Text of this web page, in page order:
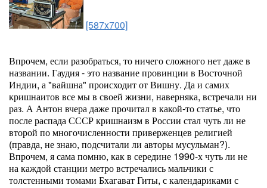
[587x700]
Впрочем, если разобраться, то ничего сложного нет даже в
названии. Гаудия - это название провинции в Восточной
Индии, а "вайшна" происходит от Вишну. Да и самих
кришнаитов все мы в своей жизни, наверняка, встречали ни
раз. А Антон вчера даже прочитал в какой-то статье, что
после распада СССР кришнаизм в России стал чуть ли не
второй по многочисленности приверженцев религией
(правда, не знаю, подсчитали ли авторы мусульман?).
Впрочем, я сама помню, как в середине 1990-х чуть ли не
на каждой станции метро встречались мальчики с
толстенными томами Бхагават Гиты, с календариками с